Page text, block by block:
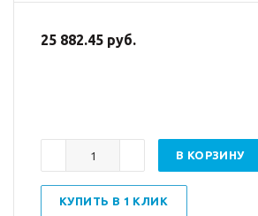
25 882.45 руб.
В КОРЗИНУ
КУПИТЬ В 1 КЛИК